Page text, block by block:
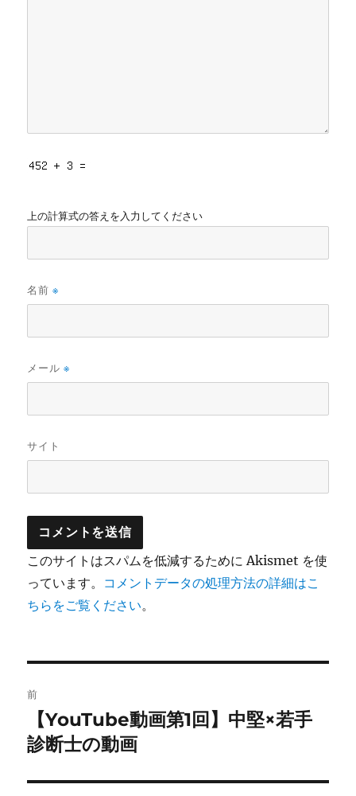
上の計算式の答えを入力してください
名前※
メール※
サイト
このサイトはスパムを低減するために Akismet を使
っています。 コメントデータの処理方法の詳細はこ
ちらをご覧ください。
稿
ナ
ビ
前
の
稿:
【YouTube動画第1回】中堅×若手
診断士の動画